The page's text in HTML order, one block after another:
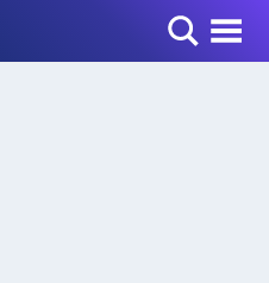
Toggle Menu